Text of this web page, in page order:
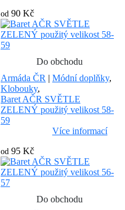
od 90 Kč
Do obchodu
Armáda ČR | Módní doplňky,
Klobouky,
Baret AČR SVĚTLE
ZELENÝ použitý velikost 58-
59
Více informací
od 95 Kč
Do obchodu